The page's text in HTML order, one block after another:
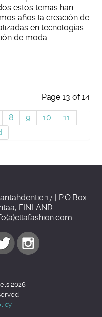
estos temas han
años la creación de
en tecnologías
de moda.
Page 13 of 14
8 9 10
11
17 | P.O.Box
FINLAND
2026